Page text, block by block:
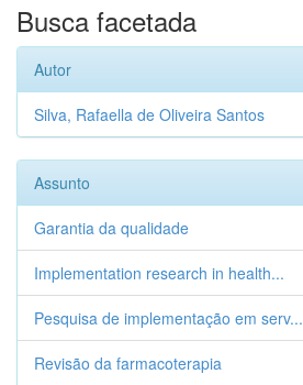
Busca facetada
Autor
Silva, Rafaella de Oliveira Santos
Assunto
Garantia da qualidade
Implementation research in health...
Pesquisa de implementação em serv...
Revisão da farmacoterapia